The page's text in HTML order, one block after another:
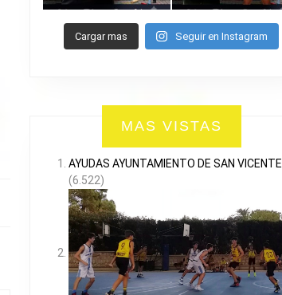
Cargar mas Seguir en Instagram
MAS VISTAS
AYUDAS AYUNTAMIENTO DE SAN VICENTE
(6.522)